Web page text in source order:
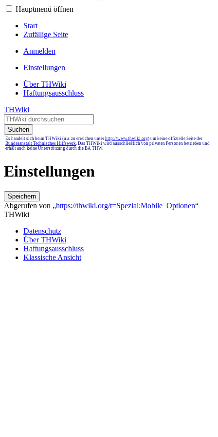
Hauptmenü öffnen
Start
Zufällige Seite
Anmelden
Einstellungen
Über THWiki
Haftungsausschluss
THWiki
Suchen
Es handelt sich beim THWiki (u.a. zu erreichen unter http://www.thwiki.org) um keine offizielle Seite der
Bundesanstalt Technisches Hilfswerk. Das THWiki wird ausschließlich von privaten Personen betrieben und
erhält auch keine Unterstützung durch die BA THW.
Einstellungen
Speichern
Abgerufen von „https://thwiki.org/t=Spezial:Mobile_Optionen“
THWiki
Datenschutz
Über THWiki
Haftungsausschluss
Klassische Ansicht